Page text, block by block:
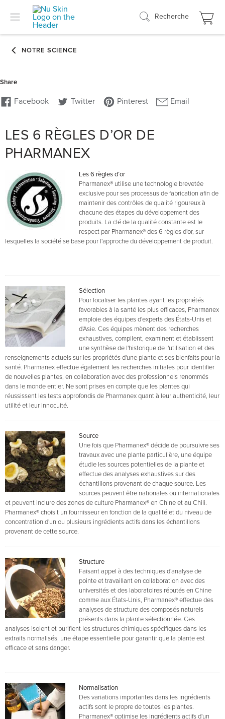
Recherche
LES 6 RÈGLES D’OR DE
PHARMANEX
Les 6 règles d’or
Pharmanex® utilise une technologie brevetée
exclusive pour ses processus de fabrication afin de
maintenir des contrôles de qualité rigoureux à
chacune des étapes du développement des
produits. La clé de la qualité constante est le
respect par Pharmanex® des 6 règles d'or, sur
lesquelles la société se base pour l'approche du développement de produit.
Sélection
Pour localiser les plantes ayant les propriétés
favorables à la santé les plus efficaces, Pharmanex
emploie des équipes d'experts des États-Unis et
d'Asie. Ces équipes mènent des recherches
exhaustives, compilent, examinent et établissent
une synthèse de l'historique de l'utilisation et des
renseignements actuels sur les propriétés d'une plante et ses bienfaits pour la
santé. Pharmanex effectue également les recherches initiales pour identifier
de nouvelles plantes, en collaboration avec des professionnels renommés
dans le monde entier. Ne sont prises en compte que les plantes qui
réussissent les tests approfondis de Pharmanex quant à leur authenticité, leur
utilité et leur innocuité.
Source
Une fois que Pharmanex® décide de poursuivre ses
travaux avec une plante particulière, une équipe
étudie les sources potentielles de la plante et
effectue des analyses exhaustives sur des
échantillons provenant de chaque source. Les
sources peuvent être nationales ou internationales
et peuvent inclure des zones de culture Pharmanex® en Chine et au Chili.
Pharmanex® choisit un fournisseur en fonction de la qualité et du niveau de
concentration d'un ou plusieurs ingrédients actifs dans les échantillons
provenant de cette source.
Structure
Faisant appel à des techniques d'analyse de
pointe et travaillant en collaboration avec des
universités et des laboratoires réputés en Chine
comme aux États-Unis, Pharmanex® effectue des
analyses de structure des composés naturels
présents dans la plante sélectionnée. Ces
analyses isolent et purifient les structures chimiques spécifiques dans les
extraits normalisés, une étape essentielle pour garantir que la plante est
efficace et sans danger.
Normalisation
Des variations importantes dans les ingrédients
actifs sont le propre de toutes les plantes.
Pharmanex® optimise les ingrédients actifs d'un